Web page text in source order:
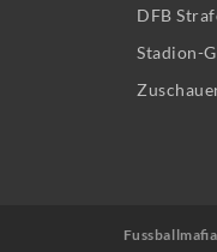
DFB
Stadion-